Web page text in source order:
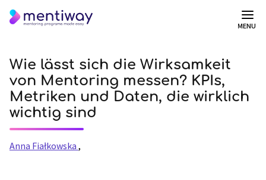
MENU
Wie lässt sich die Wirksamkeit
von Mentoring messen? KPIs,
Metriken und Daten, die wirklich
wichtig sind
Anna Fiałkowska ,